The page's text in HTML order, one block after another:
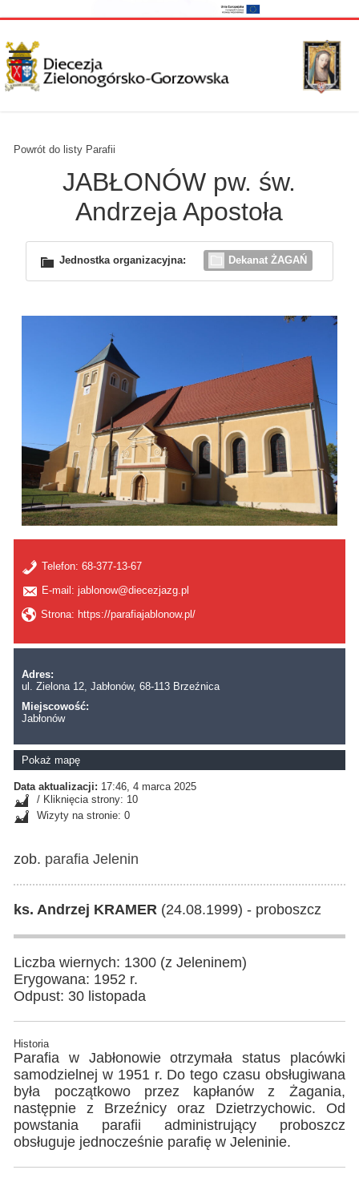
Powrót do listy Parafii
JABŁONÓW pw. św.
Andrzeja Apostoła
Jednostka organizacyjna: Dekanat ŻAGAŃ
Telefon:68-377-13-67
E-mail: jablonow@diecezjazg.pl
Strona: https://parafiajablonow.pl/
Adres:
ul. Zielona 12, Jabłonów, 68-113 Brzeźnica
Miejscowość:
Jabłonów
Pokaż mapę
Data aktualizacji: 17:46, 4 marca 2025
/ Kliknięcia strony: 10
Wizyty na stronie: 0
zob. parafia Jelenin
ks. Andrzej KRAMER (24.08.1999) - proboszcz
Liczba wiernych: 1300 (z Jeleninem)
Erygowana: 1952 r.
Odpust: 30 listopada
Historia
Parafia w Jabłonowie otrzymała status placówki
samodzielnej w 1951 r. Do tego czasu obsługiwana
była początkowo przez kapłanów z Żagania,
następnie z Brzeźnicy oraz Dzietrzychowic. Od
powstania parafii administrujący proboszcz
obsługuje jednocześnie parafię w Jeleninie.